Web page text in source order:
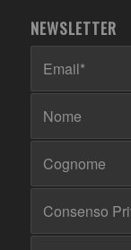
NEWSLETTER